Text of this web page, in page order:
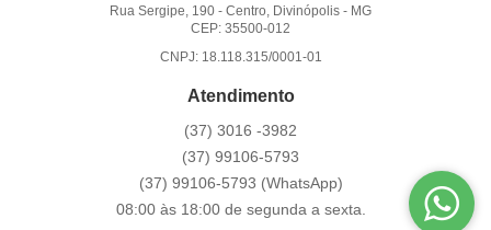
Rua Sergipe, 190 -Centro, Divinópolis - MG
CEP: 35500-012
CNPJ: 18.118.315/0001-01
Atendimento
(37) 3016 -3982
(37) 99106-5793
(37) 99106-5793 (WhatsApp)
08:00 às 18:00 de segunda a sexta.